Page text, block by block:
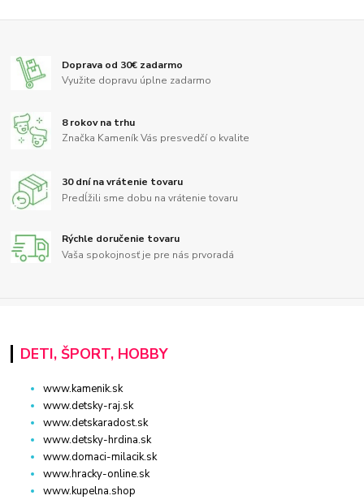
Doprava od 30€ zadarmo
Využite dopravu úplne zadarmo
8 rokov na trhu
Značka Kameník Vás presvedčí o kvalite
30 dní na vrátenie tovaru
Predĺžili sme dobu na vrátenie tovaru
Rýchle doručenie tovaru
Vaša spokojnosť je pre nás prvoradá
DETI, ŠPORT, HOBBY
www.kamenik.sk
www.detsky-raj.sk
www.detskaradost.sk
www.detsky-hrdina.sk
www.domaci-milacik.sk
www.hracky-online.sk
www.kupelna.shop